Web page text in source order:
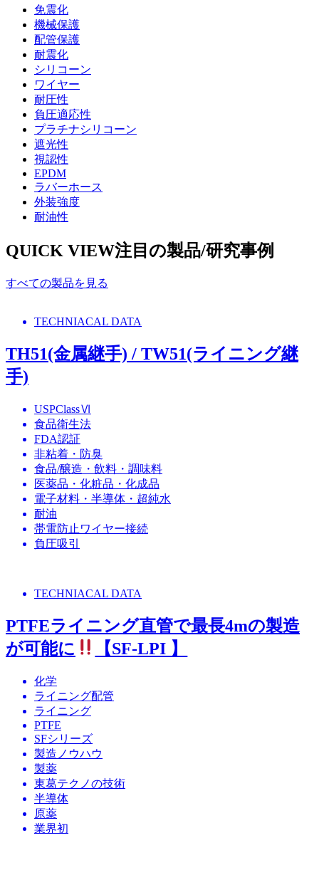
免震化
機械保護
配管保護
耐震化
シリコーン
ワイヤー
耐圧性
負圧適応性
プラチナシリコーン
遮光性
視認性
EPDM
ラバーホース
外装強度
耐油性
QUICK VIEW注目の製品/研究事例
すべての製品を見る
TECHNIACAL DATA
TH51(金属継手) / TW51(ライニング継
手)
USPClassⅥ
食品衛生法
FDA認証
非粘着・防臭
食品/醸造・飲料・調味料
医薬品・化粧品・化成品
電子材料・半導体・超純水
耐油
帯電防止ワイヤー接続
負圧吸引
TECHNIACAL DATA
PTFEライニング直管で最長4mの製造
が可能に
【SF-LPI 】
化学
ライニング配管
ライニング
PTFE
SFシリーズ
製造ノウハウ
製薬
東葛テクノの技術
半導体
原薬
業界初